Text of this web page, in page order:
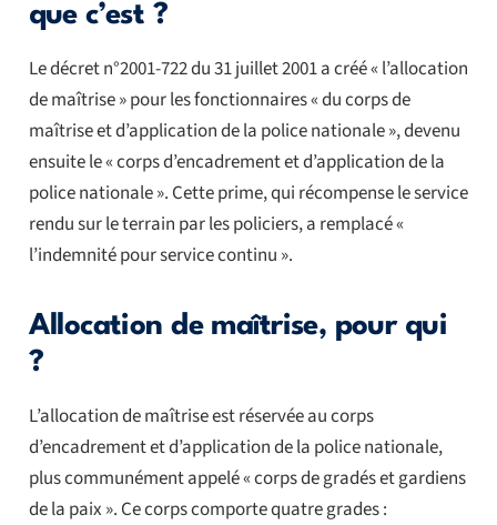
que c’est ?
Le décret n°2001-722 du 31 juillet 2001 a créé « l’allocation
de maîtrise » pour les fonctionnaires « du corps de
maîtrise et d’application de la police nationale », devenu
ensuite le « corps d’encadrement et d’application de la
police nationale ». Cette prime, qui récompense le service
rendu sur le terrain par les policiers, a remplacé «
l’indemnité pour service continu ».
Allocation de maîtrise, pour qui
?
L’allocation de maîtrise est réservée au corps
d’encadrement et d’application de la police nationale,
plus communément appelé « corps de gradés et gardiens
de la paix ». Ce corps comporte quatre grades :